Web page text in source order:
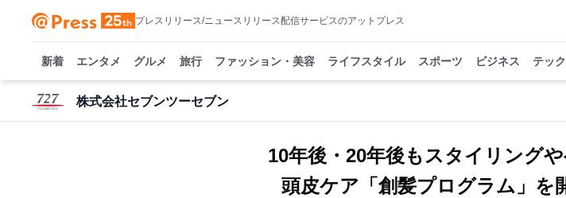
プレスリリース/ニュースリリース配信サービスのアットプレス
新着 エンタメ グルメ 旅行 ファッション・美容 ライフスタイル スポーツ ビジネス テック
株式会社セブンツーセブン
10年後・20年後もスタイリング
頭皮ケア「創髪プログラム」を